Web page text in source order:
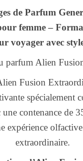
de Parfum
femme –
voyager avec
parfum Alien
Fusion
spécialement
une contenance de
expérience
extraordinaire.